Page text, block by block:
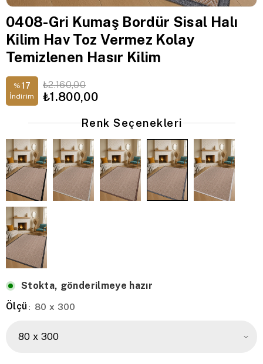
0408-Gri Kumaş Bordür Sisal Halı
Kilim Hav Toz Vermez Kolay
Temizlenen Hasır Kilim
% 17
İndirim
₺2.160,00
₺1.800,00
Renk Seçenekleri
Stokta, gönderilmeye hazır
Ölçü : 80 x 300